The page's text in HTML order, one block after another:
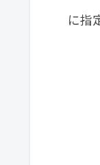
に指